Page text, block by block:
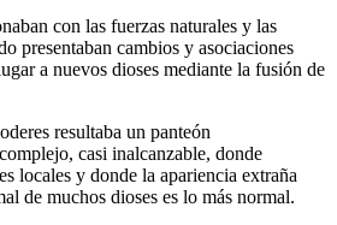
con las fuerzas naturales y las
presentaban cambios y asociaciones
a nuevos dioses mediante la fusión de
resultaba un panteón
casi inalcanzable, donde
locales y donde la apariencia extraña
de muchos dioses es lo más normal.